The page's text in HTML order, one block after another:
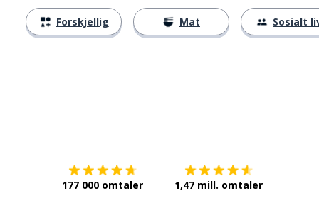
Forskjellig Mat Sosialt
177 000 omtaler 1,47 mill. omtaler